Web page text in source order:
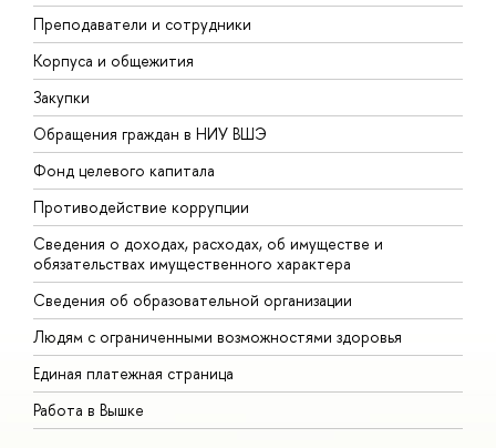
Преподаватели и сотрудники
Корпуса и общежития
Закупки
Обращения граждан в НИУ ВШЭ
Фонд целевого капитала
Противодействие коррупции
Сведения о доходах, расходах, об имуществе и
обязательствах имущественного характера
Сведения об образовательной организации
Людям с ограниченными возможностями здоровья
Единая платежная страница
Работа в Вышке